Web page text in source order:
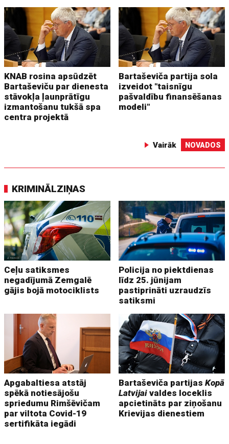
KNAB rosina apsūdzēt
Bartaševiču par dienesta
stāvokļa ļaunprātīgu
izmantošanu tukšā spa
centra projektā
Bartaševiča partija sola
izveidot "taisnīgu
pašvaldību finansēšanas
modeli"
Vairāk NOVADOS
KRIMINĀLZIŅAS
Ceļu satiksmes
negadījumā Zemgalē
gājis bojā motociklists
Policija no piektdienas
līdz 25. jūnijam
pastiprināti uzraudzīs
satiksmi
Apgabaltiesa atstāj
spēkā notiesājošu
spriedumu Rimšēvičam
par viltota Covid-19
sertifikāta iegādi
Bartaševiča partijasKopā
Latvijai valdes loceklis
apcietināts par ziņošanu
Krievijas dienestiem